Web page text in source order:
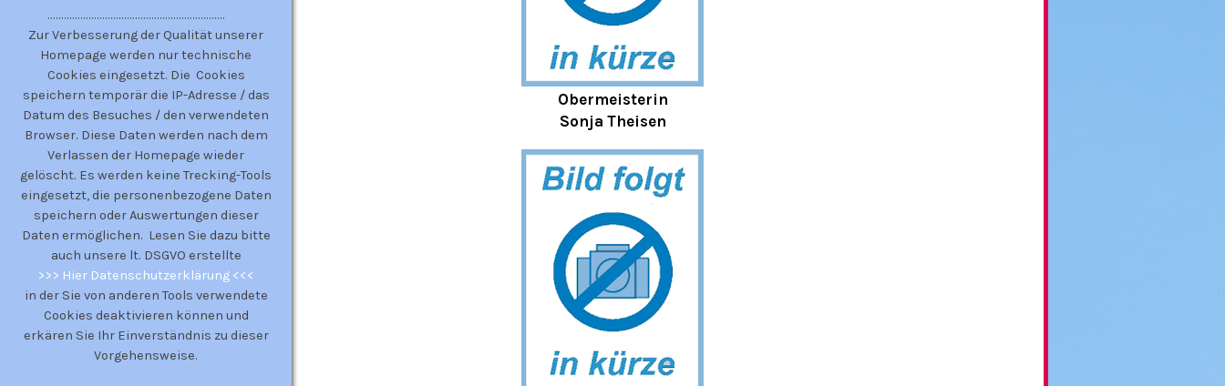
.................................................................
Zur Verbesserung der Qualität unserer
Homepage werden nur technische
Cookies eingesetzt. Die Cookies
speichern temporär die IP-Adresse / das
Datum des Besuches / den verwendeten
Browser. Diese Daten werden nach dem
Verlassen der Homepage wieder
gelöscht. Es werden keine Trecking-Tools
eingesetzt, die personenbezogene Daten
speichern oder Auswertungen dieser
Daten ermöglichen. Lesen Sie dazu bitte
auch unsere lt. DSGVO erstellte
>>> Hier Datenschutzerklärung <<<
in der Sie von anderen Tools verwendete
Cookies deaktivieren können und
erkären Sie Ihr Einverständnis zu dieser
Vorgehensweise.
Obermeisterin
Sonja Theisen